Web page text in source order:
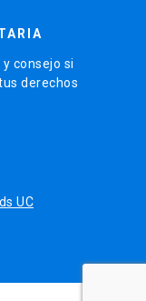
consejo si
derechos
UC